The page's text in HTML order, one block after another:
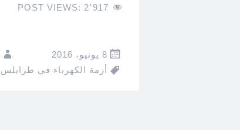
POST VIEWS: 2٬917
8 يونيو، 2016
أزمة الكهرباء في طرابلس